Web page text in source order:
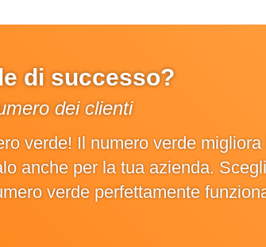
di successo?
dei clienti
verde! Il numero verde
anche per la tua azienda.
verde perfettamente